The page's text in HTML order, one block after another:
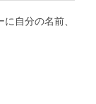
自分の名前、